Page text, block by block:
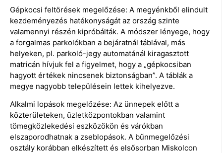
Gépkocsi feltörések megelőzése: A megyénkből elindult
kezdeményezés hatékonyságát az ország szinte
valamennyi részén kipróbálták. A módszer lényege, hogy
a forgalmas parkolókban a bejáratnál táblával, más
helyeken, pl. parkoló-jegy automatánál kiragasztott
matricán hívjuk fel a figyelmet, hogy a „gépkocsiban
hagyott értékek nincsenek biztonságban”. A táblák a
megye nagyobb településein lettek kihelyezve.
Alkalmi lopások megelőzése: Az ünnepek előtt a
közterületeken, üzletközpontokban valamint
tömegközlekedési eszközökön és várókban
elszaporodhatnak a zseblopások. A bűnmegelőzési
osztály korábban elkészített és elsősorban Miskolcon